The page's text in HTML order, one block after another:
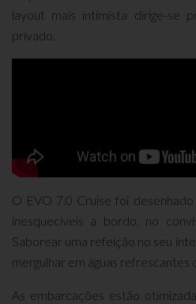
layout mais intimista dirige-se
privado.
O EVO 7.0 Cruise foi
inesquecíveis a bordo, no
Saborear uma refeição no seu
mergulhar em águas refrescantes
As embarcações estão